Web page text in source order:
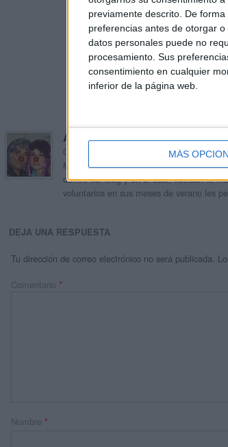
previamente descrito. De
preferencias antes de otorgar
datos personales puede no
procesamiento. Sus
consentimiento en cualquier
inferior de la página web.
MÁS
Acerca de orientacionandujar
Orientación Andújar no es solo un blog,
Maribel, que además de ser pareja, son
dentro del blog y en el cual, vuelcan la
voluntarios en sus meses de verano les
DEJA UNA RESPUESTA
Tu dirección de correo electrónico no será publicada.
Comentario *
Nombre *